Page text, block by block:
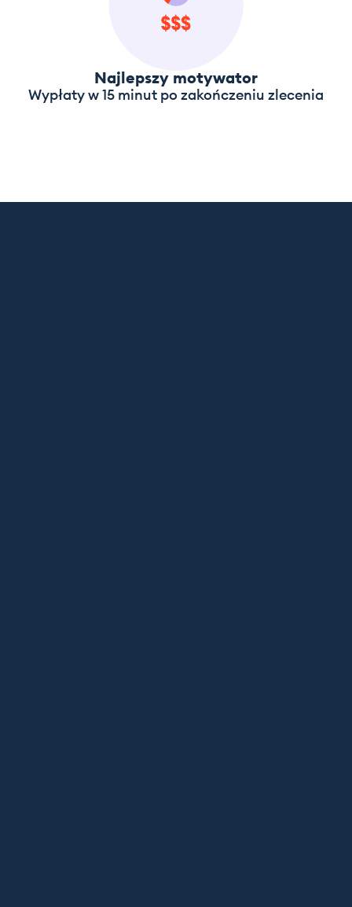
Najlepszy motywator
Wypłaty w 15 minut po zakończeniu zlecenia